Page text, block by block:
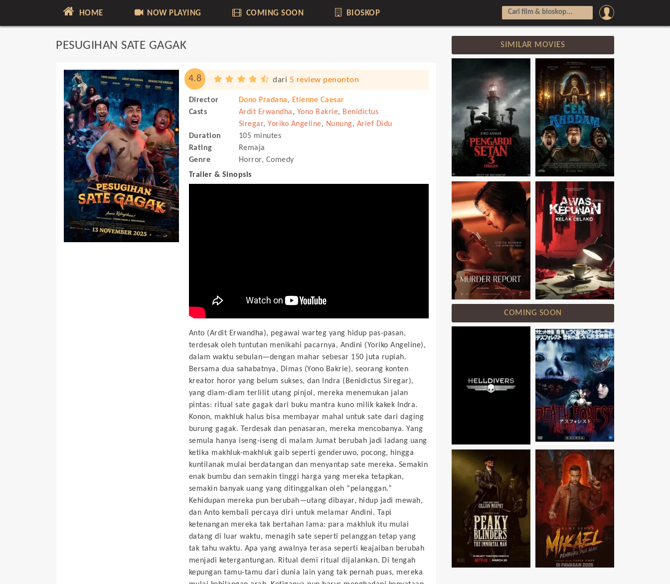
HOME NOW PLAYING COMING SOON BIOSKOP
PESUGIHAN SATE GAGAK
4.8 dari 5 review penonton
Director Dono Pradana, Etienne Caesar
Casts
Ardit Erwandha, Yono Bakrie, Benidictus
Siregar, Yoriko Angeline, Nunung, Arief Didu
Duration
105 minutes
Rating
Remaja
Genre
Horror, Comedy
Trailer & Sinopsis
Anto (Ardit Erwandha), pegawai warteg yang hidup pas-pasan,
terdesak oleh tuntutan menikahi pacarnya, Andini (Yoriko Angeline),
dalam waktu sebulan—dengan mahar sebesar 150 juta rupiah.
Bersama dua sahabatnya, Dimas (Yono Bakrie), seorang konten
kreator horor yang belum sukses, dan Indra (Benidictus Siregar),
yang diam-diam terlilit utang pinjol, mereka menemukan jalan
pintas: ritual sate gagak dari buku mantra kuno milik kakek Indra.
Konon, makhluk halus bisa membayar mahal untuk sate dari daging
burung gagak. Terdesak dan penasaran, mereka mencobanya. Yang
semula hanya iseng-iseng di malam Jumat berubah jadi ladang uang
ketika makhluk-makhluk gaib seperti genderuwo, pocong, hingga
kuntilanak mulai berdatangan dan menyantap sate mereka. Semakin
enak bumbu dan semakin tinggi harga yang mereka tetapkan,
semakin banyak uang yang ditinggalkan oleh “pelanggan.”
Kehidupan mereka pun berubah—utang dibayar, hidup jadi mewah,
dan Anto kembali percaya diri untuk melamar Andini. Tapi
ketenangan mereka tak bertahan lama: para makhluk itu mulai
datang di luar waktu, menagih sate seperti pelanggan tetap yang
tak tahu waktu. Apa yang awalnya terasa seperti keajaiban berubah
menjadi ketergantungan. Ritual demi ritual dijalankan. Di tengah
kepungan tamu-tamu dari dunia lain yang tak pernah puas, mereka
SIMILAR MOVIES
COMING SOON